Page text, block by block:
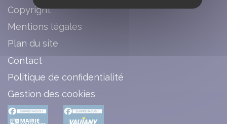
Copyright
Mentions légales
Plan du site
Contact
Politique de confidentialité
Gestion des cookies